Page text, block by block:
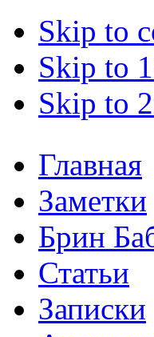
Skip to
Skip to
Skip to
Главная
Заметки
Брин
Статьи
Записки